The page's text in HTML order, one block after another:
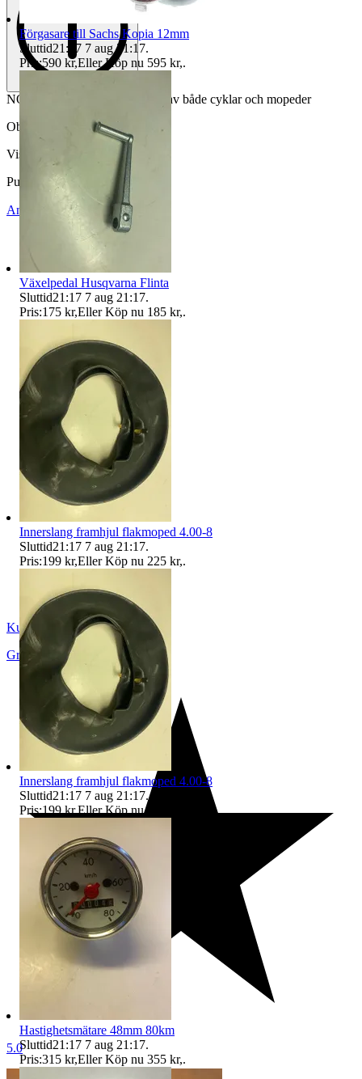
NOS bromshylsa till äldre baknav både cyklar och mopeder
Objektnr
737 373 801
Visningar
Publicerad
21 jun 21:41
Anmäl Sälj liknande
Kurtwillard2
Grängesberg
Sverige
5.0
Förgasare till Sachs Kopia 12mm
Sluttid21:17 7 aug 21:17.
Pris:590 kr,Eller Köp nu 595 kr,.
Växelpedal Husqvarna Flinta
Sluttid21:17 7 aug 21:17.
Pris:175 kr,Eller Köp nu 185 kr,.
Innerslang framhjul flakmoped 4.00-8
Sluttid21:17 7 aug 21:17.
Pris:199 kr,Eller Köp nu 225 kr,.
Innerslang framhjul flakmoped 4.00-8
Sluttid21:17 7 aug 21:17.
Pris:199 kr,Eller Köp nu
Hastighetsmätare 48mm 80km
Sluttid21:17 7 aug 21:17.
Pris:315 kr,Eller Köp nu 355 kr,.